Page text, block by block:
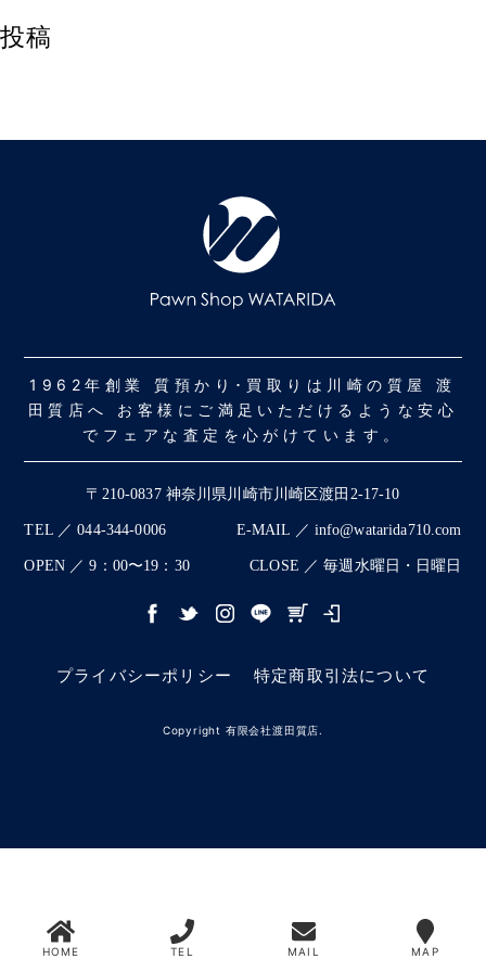
投稿
1962年創業 質預かり･買取りは川崎の質屋 渡
田質店へ お客様にご満足いただけるような安心
でフェアな査定を心がけています。
〒210-0837 神奈川県川崎市川崎区渡田2-17-10
TEL ／ 044-344-0006 E-MAIL ／ info@watarida710.com
OPEN ／ 9：00〜19：30 CLOSE ／ 毎週水曜日・日曜日
プライバシーポリシー 特定商取引法について
Copyright 有限会社渡田質店.
HOME TEL MAIL MAP